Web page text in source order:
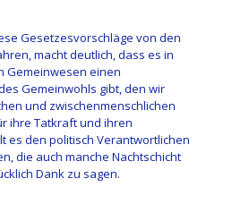
Gesetzesvorschläge von den
macht deutlich, dass es in
Gemeinwesen einen
Gemeinwohls gibt, den wir
und zwischenmenschlichen
ihre Tatkraft und ihren
es den politisch Verantwortlichen
die auch manche Nachtschicht
Dank zu sagen.